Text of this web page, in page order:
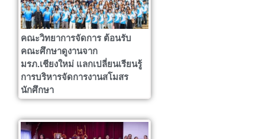
คณะวิทยาการจัดการ ต้อนรับ
คณะศึกษาดูงานจาก
มรภ.เชียงใหม่ แลกเปลี่ยนเรียนรู้
การบริหารจัดการงานสโมสร
นักศึกษา